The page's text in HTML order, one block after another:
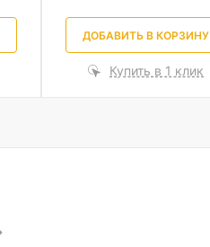
ДОБАВИТЬ В КОРЗИНУ
Купить в 1 клик